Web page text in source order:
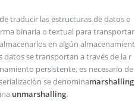
traducir las estructuras de datos o
binaria o textual para transportar
en algún almacenamient
datos se transportan a través de la r
persistente, es necesario de
se denominamarshalling
unmarshalling.